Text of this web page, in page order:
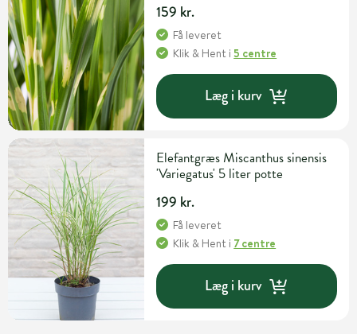
159 kr.
Få leveret
Klik & Hent i5 centre
Læg i kurv
Elefantgræs Miscanthus sinensis
'Variegatus' 5 liter potte
199 kr.
Få leveret
Klik & Hent i 7 centre
Læg i kurv